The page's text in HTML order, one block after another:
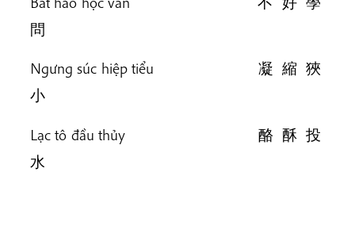
問
Ngưng súc hiệp tiểu 凝 縮 狹
小
Lạc tô đầu thủy 酪 酥 投
水